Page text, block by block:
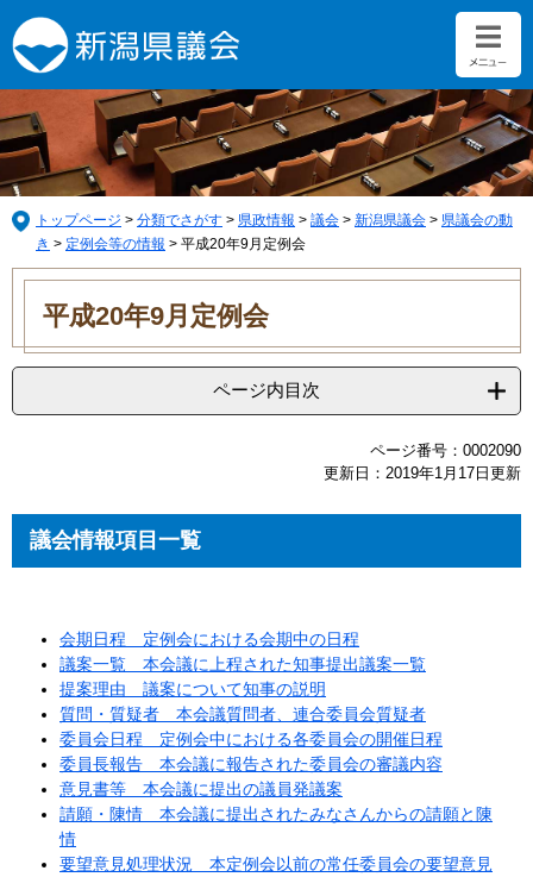
ー
ジ
の
先
頭
で
す。
ニ
ュ
ー
を
飛
ば
し
て
トップページ > 分類でさがす > 県政情報 > 議会 > 新潟県議会 > 県議会の動
き > 定例会等の情報 > 平成20年9月定例会
本
平成20年9月定例会
ページ内目次
ページ番号：0002090
更新日：2019年1月17日更新
議会情報項目一覧
会期日程 定例会における会期中の日程
議案一覧 本会議に上程された知事提出議案一覧
提案理由 議案について知事の説明
質問・質疑者 本会議質問者、連合委員会質疑者
委員会日程 定例会中における各委員会の開催日程
委員長報告 本会議に報告された委員会の審議内容
意見書等 本会議に提出の議員発議案
請願・陳情 本会議に提出されたみなさんからの請願と陳
情
要望意見処理状況 本定例会以前の常任委員会の要望意見